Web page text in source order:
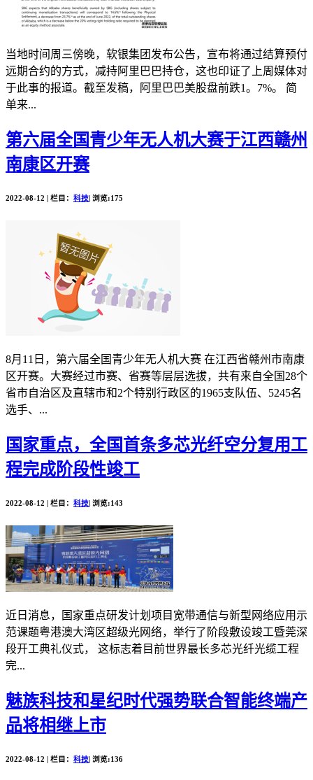
当地时间周三傍晚，软银集团发布公告，宣布将通过结算预付
远期合约的方式，减持阿里巴巴持仓，这也印证了上周媒体对
于此事的报道。截至发稿，阿里巴巴美股盘前跌1。7%。 简
单来...
第六届全国青少年无人机大赛于江西赣州
南康区开赛
2022-08-12 | 栏目： 科技| 浏览:175
8月11日，第六届全国青少年无人机大赛 在江西省赣州市南康
区开赛。大赛经过市赛、省赛等层层选拔，共有来自全国28个
省市自治区及直辖市和2个特别行政区的1965支队伍、5245名
选手、...
国家重点，全国首条多芯光纤空分复用工
程完成阶段性竣工
2022-08-12 | 栏目： 科技| 浏览:143
近日消息，国家重点研发计划项目宽带通信与新型网络应用示
范课题粤港澳大湾区超级光网络，举行了阶段敷设竣工暨莞深
段开工典礼仪式， 这标志着目前世界最长多芯光纤光缆工程
完...
魅族科技和星纪时代强势联合智能终端产
品将相继上市
2022-08-12 | 栏目： 科技| 浏览:136